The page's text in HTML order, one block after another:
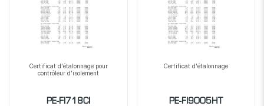
Certificat d'étalonnage pour
contrôleur d'isolement
PE-FI718CI
Certificat d'étalonnage
PE-FI9005HT